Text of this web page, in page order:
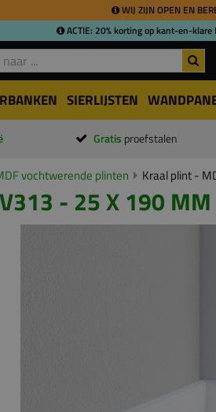
WIJ ZIJN OPEN EN
ACTIE: 20% korting op kant-en-
SIERLIJSTEN
Gratis proefstalen
vochtwerende plinten Kraal plint -
- 25 X 190 MM